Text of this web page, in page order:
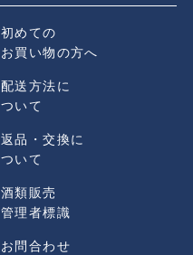
初めての
お買い物の方へ
配送方法に
ついて
返品・交換に
ついて
酒類販売
管理者標識
お問合わせ